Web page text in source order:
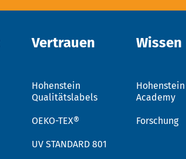
Vertrauen
Hohenstein
Qualitätslabels
OEKO-TEX®
UV STANDARD 801
Wissen
Hohenstein
Academy
Forschung